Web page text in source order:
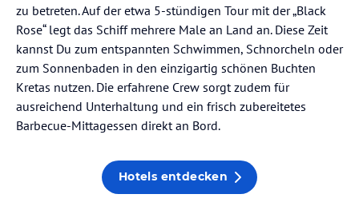
zu betreten. Auf der etwa 5-stündigen Tour mit der „Black
Rose“ legt das Schiff mehrere Male an Land an. Diese Zeit
kannst Du zum entspannten Schwimmen, Schnorcheln oder
zum Sonnenbaden in den einzigartig schönen Buchten
Kretas nutzen. Die erfahrene Crew sorgt zudem für
ausreichend Unterhaltung und ein frisch zubereitetes
Barbecue-Mittagessen direkt an Bord.
Hotels entdecken